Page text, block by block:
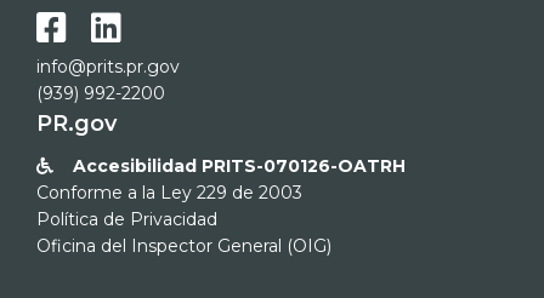
 
info@prits.pr.gov
(939) 992-2200
PR.gov

Accesibilidad PRITS-070126-OATRH
Conforme a la Ley 229 de 2003
Política de Privacidad
Oficina del Inspector General (OIG)